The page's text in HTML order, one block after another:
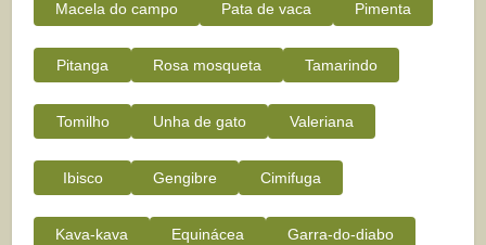
Macela do campo Pata de vaca Pimenta
Pitanga Rosa mosqueta Tamarindo
Tomilho Unha de gato Valeriana
Ibisco Gengibre Cimifuga
Kava-kava Equinácea Garra-do-diabo